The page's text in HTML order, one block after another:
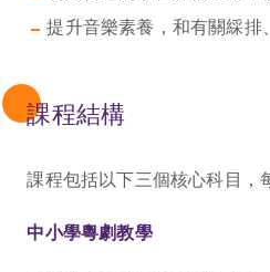
提升音樂素養，和有關綵排
課程結構
課程包括以下三個核心科目，
中小學粵劇教學